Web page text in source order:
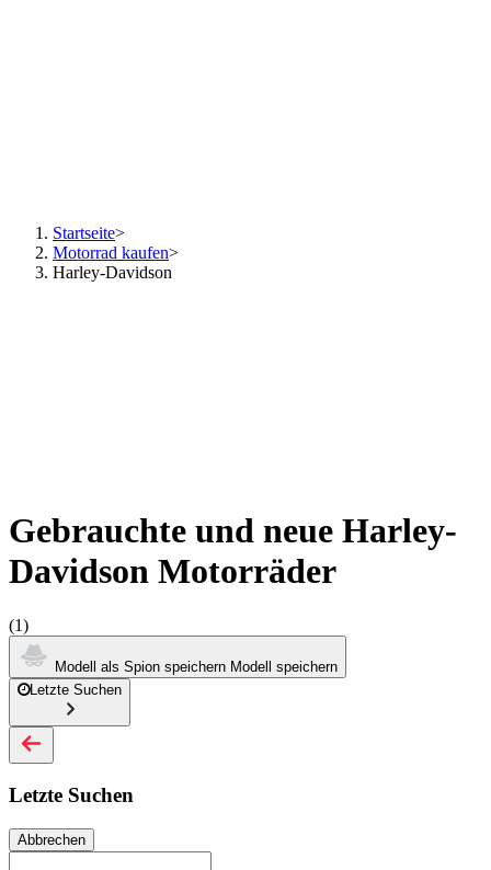
Startseite>
Motorrad kaufen>
Harley-Davidson
Gebrauchte und neue Harley-
Davidson Motorräder
(1)
Modell als Spion speichern Modell speichern
Letzte Suchen
Letzte Suchen
Abbrechen